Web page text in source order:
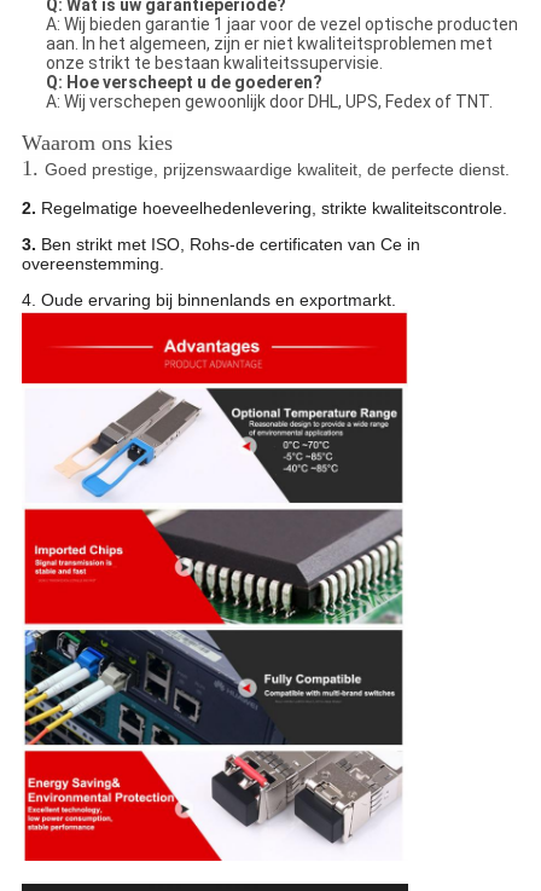
Q: Wat is uw garantieperiode?
A: Wij bieden garantie 1 jaar voor de vezel optische producten
aan. In het algemeen, zijn er niet kwaliteitsproblemen met
onze strikt te bestaan kwaliteitssupervisie.
Q: Hoe verscheept u de goederen?
A: Wij verschepen gewoonlijk door DHL, UPS, Fedex of TNT.
Waarom ons kies
1. Goed prestige, prijzenswaardige kwaliteit, de perfecte dienst.
2. Regelmatige hoeveelhedenlevering, strikte kwaliteitscontrole.
3. Ben strikt met ISO, Rohs-de certificaten van Ce in
overeenstemming.
4. Oude ervaring bij binnenlands en exportmarkt.